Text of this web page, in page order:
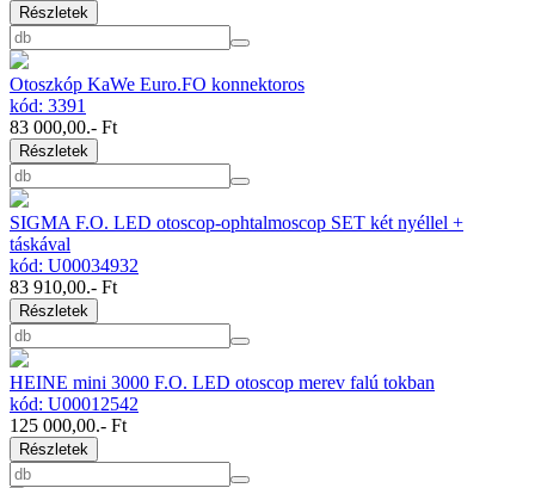
Részletek
Otoszkóp KaWe Euro.FO konnektoros
kód: 3391
83 000,00.- Ft
Részletek
SIGMA F.O. LED otoscop-ophtalmoscop SET két nyéllel +
táskával
kód: U00034932
83 910,00.- Ft
Részletek
HEINE mini 3000 F.O. LED otoscop merev falú tokban
kód: U00012542
125 000,00.- Ft
Részletek